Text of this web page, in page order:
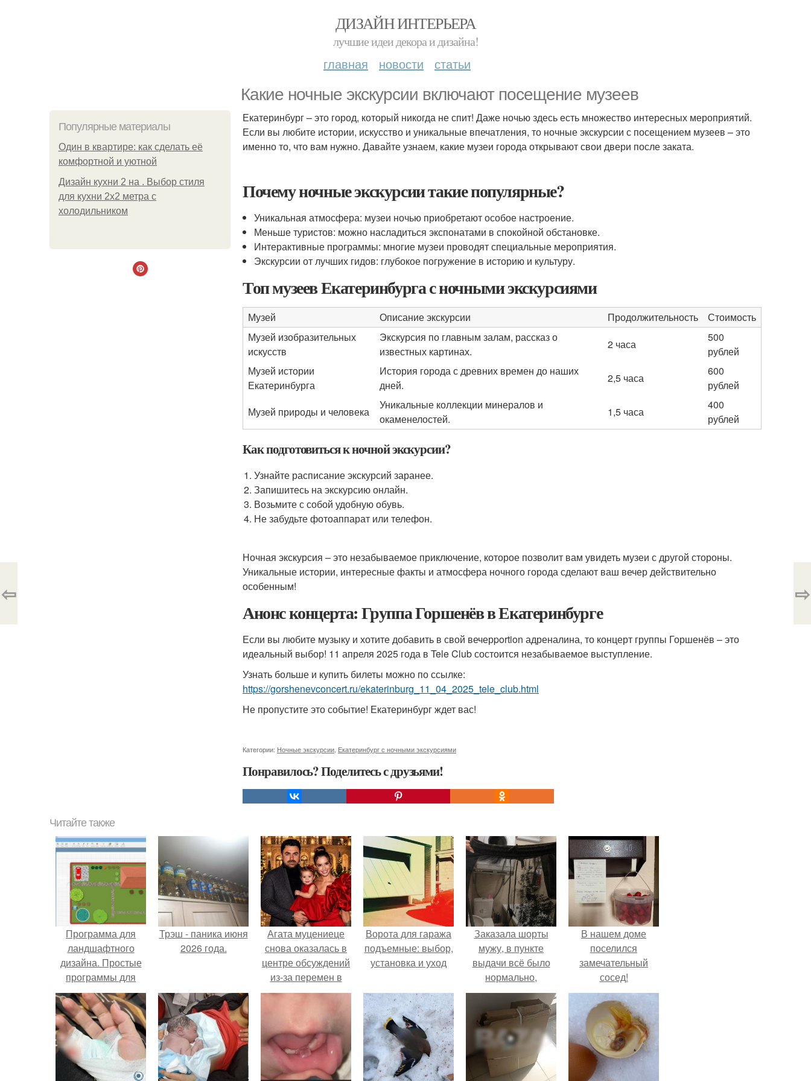
ДИЗАЙН ИНТЕРЬЕРА
лучшие идеи декора и дизайна!
главная новости статьи
Какие ночные экскурсии включают посещение музеев
Популярные материалы
Один в квартире: как сделать её
комфортной и уютной
Дизайн кухни 2 на . Выбор стиля
для кухни 2х2 метра с
холодильником
Екатеринбург – это город, который никогда не спит! Даже ночью здесь есть множество интересных мероприятий.
Если вы любите истории, искусство и уникальные впечатления, то ночные экскурсии с посещением музеев – это
именно то, что вам нужно. Давайте узнаем, какие музеи города открывают свои двери после заката.
Почему ночные экскурсии такие популярные?
Уникальная атмосфера: музеи ночью приобретают особое настроение.
Меньше туристов: можно насладиться экспонатами в спокойной обстановке.
Интерактивные программы: многие музеи проводят специальные мероприятия.
Экскурсии от лучших гидов: глубокое погружение в историю и культуру.
Топ музеев Екатеринбурга с ночными экскурсиями
Музей Описание экскурсии Продолжительность
Стоимость
Музей изобразительных
искусств
Экскурсия по главным залам, рассказ о
известных картинах.
2 часа
500
рублей
Музей истории
Екатеринбурга
История города с древних времен до наших
дней.
2,5 часа
600
рублей
Музей природы и человека
Уникальные коллекции минералов и
окаменелостей.
1,5 часа
400
рублей
Как подготовиться к ночной экскурсии?
Узнайте расписание экскурсий заранее.
Запишитесь на экскурсию онлайн.
Возьмите с собой удобную обувь.
Не забудьте фотоаппарат или телефон.
Ночная экскурсия – это незабываемое приключение, которое позволит вам увидеть музеи с другой стороны.
Уникальные истории, интересные факты и атмосфера ночного города сделают ваш вечер действительно
особенным!
Анонс концерта: Группа Горшенёв в Екатеринбурге
Если вы любите музыку и хотите добавить в свой вечерportion адреналина, то концерт группы Горшенёв – это
идеальный выбор! 11 апреля 2025 года в Tele Club состоится незабываемое выступление.
Узнать больше и купить билеты можно по ссылке:
https://gorshenevconcert.ru/ekaterinburg_11_04_2025_tele_club.html
Не пропустите это событие! Екатеринбург ждет вас!
Категории: Ночные экскурсии Екатеринбург с ночными экскурсиями
Понравилось? Поделитесь с друзьями!
⇦ ⇨
Читайте также
Программа для
ландшафтного
дизайна. Простые
программы для
планировки и
проектирования
участка
Трэш - паника июня
2026 года.
Агата муцениеце
снова оказалась в
центре обсуждений
из-за перемен в
личной жизни.
Ворота для гаража
подъемные: выбор,
установка и уход
Заказала шорты
мужу, в пункте
выдачи всё было
нормально,
примерил все
хорошо, ничего не
предвещало беды.
В нашем доме
поселился
замечательный
сосед!